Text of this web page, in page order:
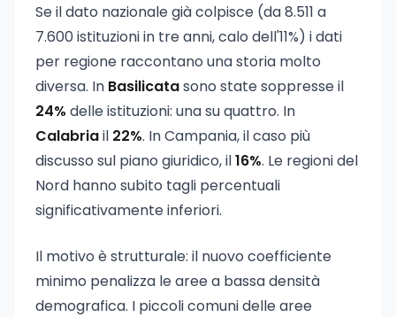
Se il dato nazionale già colpisce (da 8.511 a
7.600 istituzioni in tre anni, calo dell'11%) i dati
per regione raccontano una storia molto
diversa. In Basilicatasono state soppresse il
24% delle istituzioni: una su quattro. In
Calabriail 22%. In Campania, il caso più
discusso sul piano giuridico, il16%. Le regioni del
Nord hanno subito tagli percentuali
significativamente inferiori.
Il motivo è strutturale: il nuovo coefficiente
minimo penalizza le aree a bassa densità
demografica. I piccoli comuni delle aree